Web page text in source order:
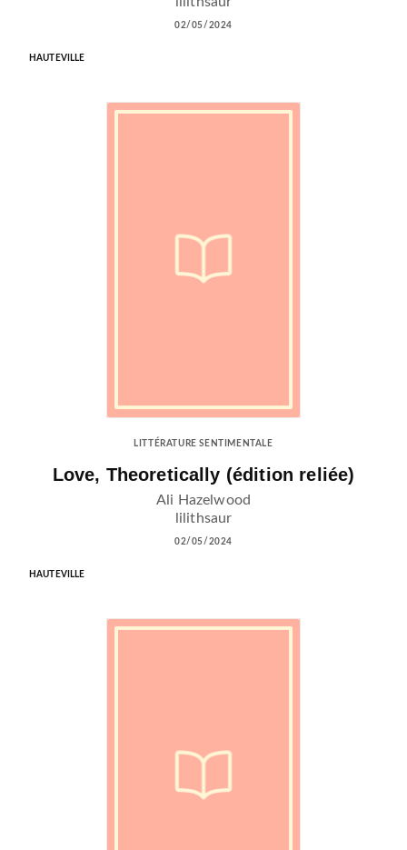
02/05/2024
HAUTEVILLE
LITTÉRATURE SENTIMENTALE
Love, Theoretically (édition reliée)
Ali Hazelwood
lilithsaur
02/05/2024
HAUTEVILLE